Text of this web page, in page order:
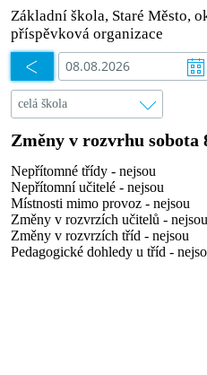
Základní škola, Staré Město,
příspěvková organizace
Změny v rozvrhu sobota
Nepřítomné třídy - nejsou
Nepřítomní učitelé - nejsou
Místnosti mimo provoz - nejsou
Změny v rozvrzích učitelů - nejsou
Změny v rozvrzích tříd - nejsou
Pedagogické dohledy u tříd -